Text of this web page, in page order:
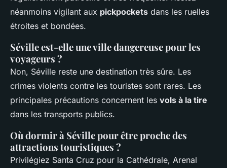
néanmoins vigilant aux pickpockets dans les ruelles
étroites et bondées.
Séville est-elle une ville dangereuse pour les
voyageurs ?
Non, Séville reste une destination très sûre. Les
crimes violents contre les touristes sont rares. Les
principales précautions concernent les vols à la tire
dans les transports publics.
Où dormir à Séville pour être proche des
attractions touristiques ?
Privilégiez Santa Cruz pour la Cathédrale, Arenal